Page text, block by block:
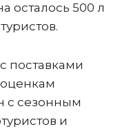
осталось 500 л
поставками
с сезонным
и